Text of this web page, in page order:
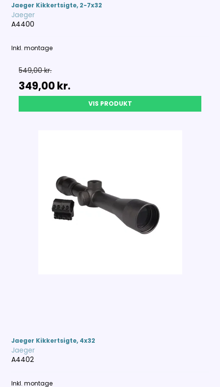
Jaeger Kikkertsigte, 2-7x32
Jaeger
A4400
Inkl. montage
549,00 kr.
349,00 kr.
VIS PRODUKT
Jaeger Kikkertsigte, 4x32
Jaeger
A4402
Inkl. montage